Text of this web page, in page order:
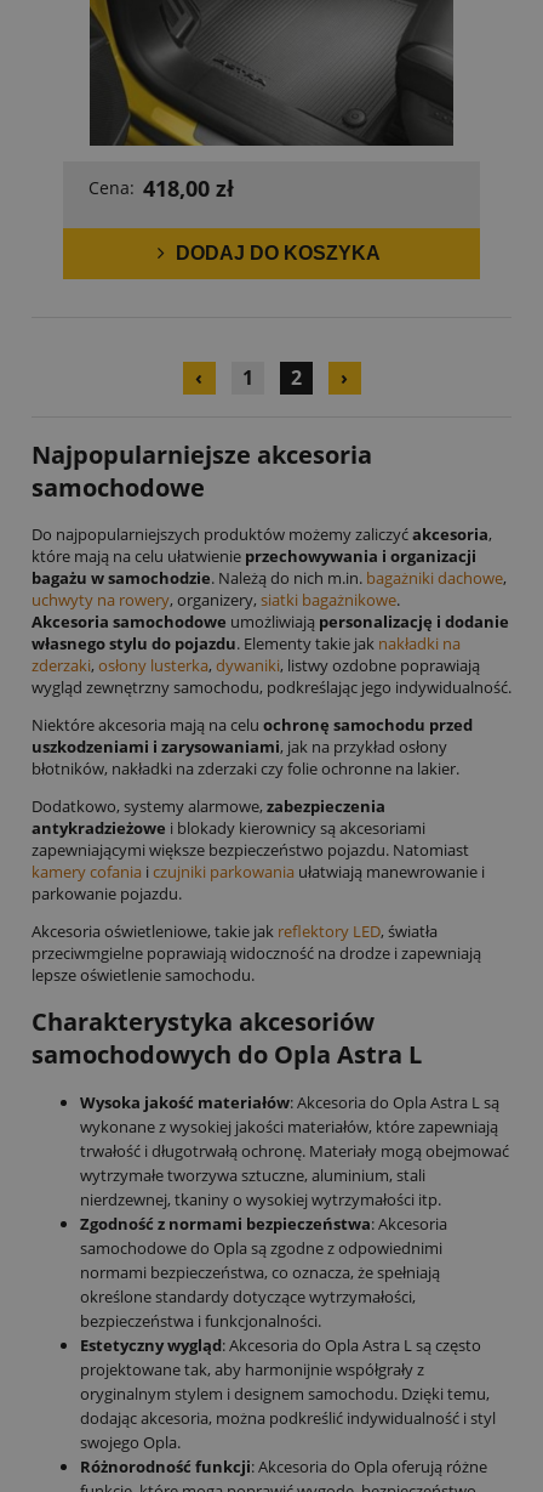
Cena: 418,00 zł
DODAJ DO KOSZYKA
‹ 1 2 ›
Najpopularniejsze akcesoria
samochodowe
Do najpopularniejszych produktów możemy zaliczyćakcesoria,
które mają na celu ułatwienie przechowywania i organizacji
bagażu w samochodzie. Należą do nich m.in. bagażniki dachowe,
uchwyty na rowery, organizery, siatki bagażnikowe.
Akcesoria samochodowe umożliwiają personalizację i dodanie
własnego stylu do pojazdu. Elementy takie jak nakładki na
zderzaki, osłony lusterka, dywaniki, listwy ozdobne poprawiają
wygląd zewnętrzny samochodu, podkreślając jego indywidualność.
Niektóre akcesoria mają na celu ochronę samochodu przed
uszkodzeniami i zarysowaniami, jak na przykład osłony
błotników, nakładki na zderzaki czy folie ochronne na lakier.
Dodatkowo, systemy alarmowe, zabezpieczenia
antykradzieżowe i blokady kierownicy są akcesoriami
zapewniającymi większe bezpieczeństwo pojazdu. Natomiast
kamery cofania i czujniki parkowania ułatwiają manewrowanie i
parkowanie pojazdu.
Akcesoria oświetleniowe, takie jak reflektory LED, światła
przeciwmgielne poprawiają widoczność na drodze i zapewniają
lepsze oświetlenie samochodu.
Charakterystyka akcesoriów
samochodowych do Opla Astra L
Wysoka jakość materiałów: Akcesoria do Opla Astra L są
wykonane z wysokiej jakości materiałów, które zapewniają
trwałość i długotrwałą ochronę. Materiały mogą obejmować
wytrzymałe tworzywa sztuczne, aluminium, stali
nierdzewnej, tkaniny o wysokiej wytrzymałości itp.
Zgodność z normami bezpieczeństwa: Akcesoria
samochodowe do Opla są zgodne z odpowiednimi
normami bezpieczeństwa, co oznacza, że spełniają
określone standardy dotyczące wytrzymałości,
bezpieczeństwa i funkcjonalności.
Estetyczny wygląd: Akcesoria do Opla Astra L są często
projektowane tak, aby harmonijnie współgrały z
oryginalnym stylem i designem samochodu. Dzięki temu,
dodając akcesoria, można podkreślić indywidualność i styl
swojego Opla.
Różnorodność funkcji: Akcesoria do Opla oferują różne